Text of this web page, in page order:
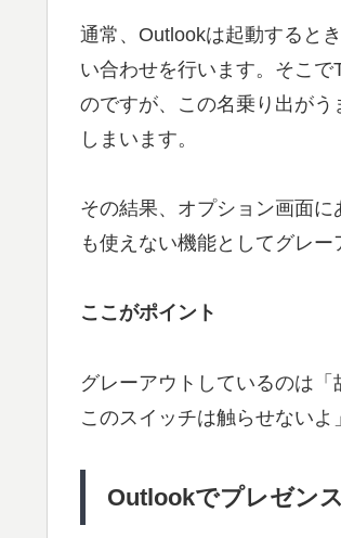
通常、Outlookは起動すると
い合わせを行います。そこ
のですが、この名乗り出が
しまいます。
その結果、オプション画面
も使えない機能としてグレー
ここがポイント
グレーアウトしているのは
このスイッチは触らせないよ
Outlookでプレゼン